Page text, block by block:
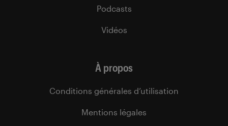
Podcasts
Vidéos
À propos
Conditions générales d’utilisation
Mentions légales